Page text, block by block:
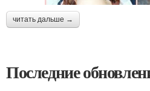
читать дальше →
Последние